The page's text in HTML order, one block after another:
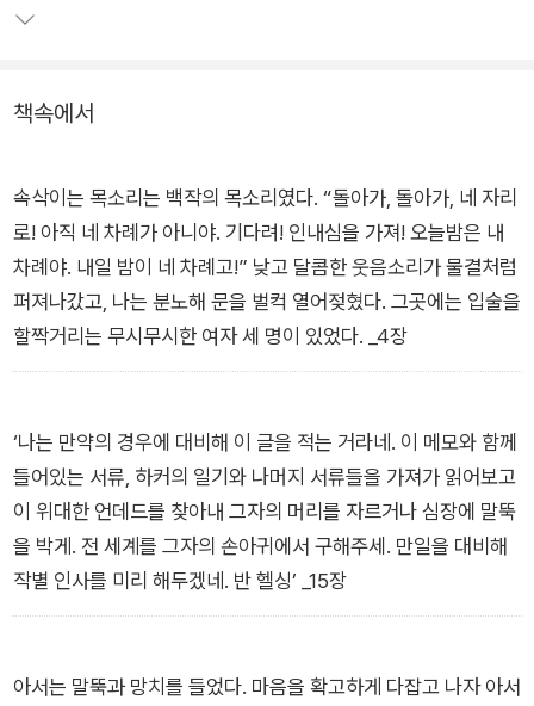
책속에서
속삭이는 목소리는 백작의 목소리였다. “돌아가, 돌아가, 네 자리
로! 아직 네 차례가 아니야. 기다려! 인내심을 가져! 오늘밤은 내
차례야. 내일 밤이 네 차례고!” 낮고 달콤한 웃음소리가 물결처럼
퍼져나갔고, 나는 분노해 문을 벌컥 열어젖혔다. 그곳에는 입술을
할짝거리는 무시무시한 여자 세 명이 있었다. _4장
‘나는 만약의 경우에 대비해 이 글을 적는 거라네. 이 메모와 함께
들어있는 서류, 하커의 일기와 나머지 서류들을 가져가 읽어보고
이 위대한 언데드를 찾아내 그자의 머리를 자르거나 심장에 말뚝
을 박게. 전 세계를 그자의 손아귀에서 구해주세. 만일을 대비해
작별 인사를 미리 해두겠네. 반 헬싱’ _15장
아서는 말뚝과 망치를 들었다. 마음을 확고하게 다잡고 나자 아서